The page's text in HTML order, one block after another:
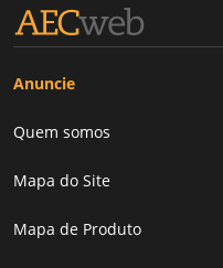
Anuncie
Quem somos
Mapa do Site
Mapa de Produto